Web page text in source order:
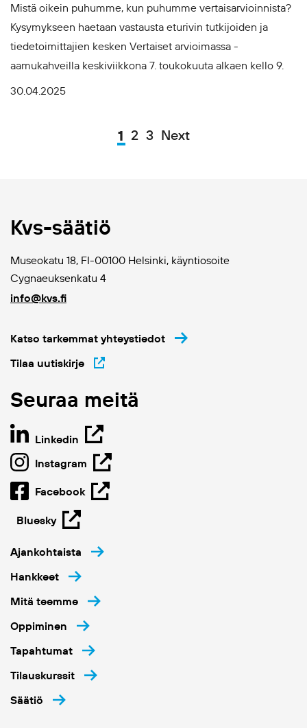
Mistä oikein puhumme, kun puhumme vertaisarvioinnista?
Kysymykseen haetaan vastausta eturivin tutkijoiden ja
tiedetoimittajien kesken Vertaiset arvioimassa -
aamukahveilla keskiviikkona 7. toukokuuta alkaen kello 9.
30.04.2025
1 2 3 Next
Kvs-säätiö
Museokatu 18, FI-00100 Helsinki, käyntiosoite
Cygnaeuksenkatu 4
info@kvs.fi
Katso tarkemmat yhteystiedot
Tilaa uutiskirje
Seuraa meitä
Linkedin
Instagram
Facebook
Bluesky
Ajankohtaista
Hankkeet
Mitä teemme
Oppiminen
Tapahtumat
Tilauskurssit
Säätiö